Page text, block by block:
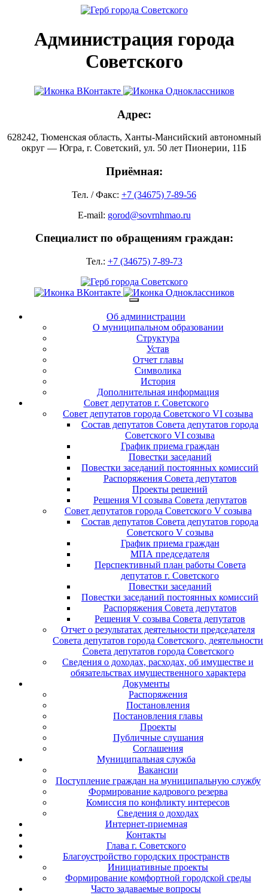
Администрация города
Советского
Адрес:
628242, Тюменская область, Ханты-Мансийский автономный
округ — Югра, г. Советский, ул. 50 лет Пионерии, 11Б
Приёмная:
Тел. / Факс: +7 (34675) 7-89-56
E-mail: gorod@sovrnhmao.ru
Специалист по обращениям граждан:
Тел.: +7 (34675) 7-89-73
Об администрации
О муниципальном образовании
Структура
Устав
Отчет главы
Символика
История
Дополнительная информация
Совет депутатов г. Советского
Совет депутатов города Советского VI созыва
Состав депутатов Совета депутатов города
Советского VI созыва
График приема граждан
Повестки заседаний
Повестки заседаний постоянных комиссий
Распоряжения Совета депутатов
Проекты решений
Решения VI созыва Совета депутатов
Совет депутатов города Советского V созыва
Состав депутатов Совета депутатов города
Советского V созыва
График приема граждан
МПА председателя
Перспективный план работы Совета
депутатов г. Советского
Повестки заседаний
Повестки заседаний постоянных комиссий
Распоряжения Совета депутатов
Решения V созыва Совета депутатов
Отчет о результатах деятельности председателя
Совета депутатов города Советского, деятельности
Совета депутатов города Советского
Сведения о доходах, расходах, об имуществе и
обязательствах имущественного характера
Документы
Распоряжения
Постановления
Постановления главы
Проекты
Публичные слушания
Соглашения
Муниципальная служба
Вакансии
Поступление граждан на муниципальную службу
Формирование кадрового резерва
Комиссия по конфликту интересов
Сведения о доходах
Интернет-приемная
Контакты
Глава г. Советского
Благоустройство городских пространств
Инициативные проекты
Формирование комфортной городской среды
Часто задаваемые вопросы